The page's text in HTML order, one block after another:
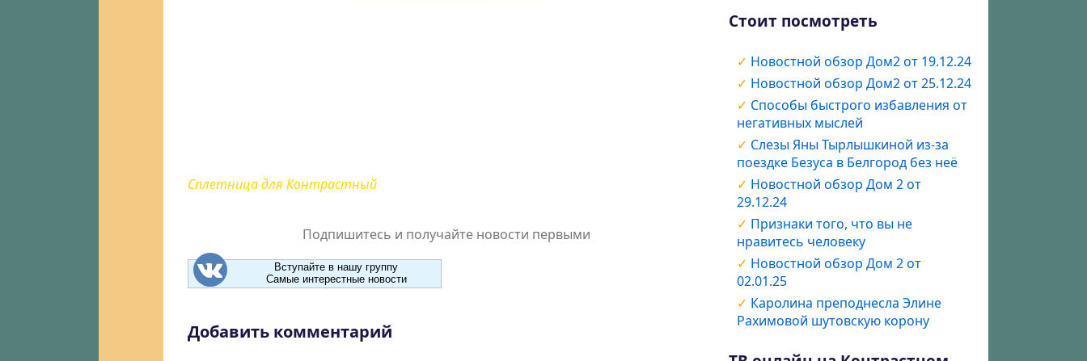
Сплетница для Контрастный
Подпишитесь и получайте новости первыми
Вступайте в нашу группу
Самые интерестные новости
Добавить комментарий
Стоит посмотреть
Новостной обзор Дом2 от 19.12.24
Новостной обзор Дом2 от 25.12.24
Способы быстрого избавления от
негативных мыслей
Слезы Яны Тырлышкиной из-за
поездке Безуса в Белгород без неё
Новостной обзор Дом 2 от
29.12.24
Признаки того, что вы не
нравитесь человеку
Новостной обзор Дом 2 от
02.01.25
Каролина преподнесла Элине
Рахимовой шутовскую корону